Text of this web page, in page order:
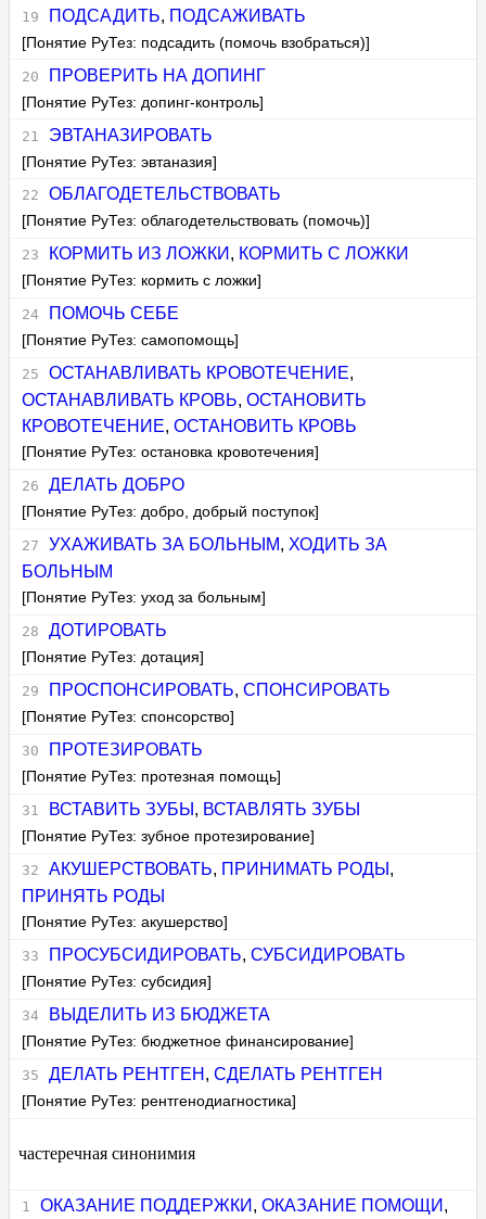
ПОДСАДИТЬ, ПОДСАЖИВАТЬ
[Понятие РуТез: подсадить (помочь взобраться)]
ПРОВЕРИТЬ НА ДОПИНГ
[Понятие РуТез: допинг-контроль]
ЭВТАНАЗИРОВАТЬ
[Понятие РуТез: эвтаназия]
ОБЛАГОДЕТЕЛЬСТВОВАТЬ
[Понятие РуТез: облагодетельствовать (помочь)]
КОРМИТЬ ИЗ ЛОЖКИ , КОРМИТЬ С ЛОЖКИ
[Понятие РуТез: кормить с ложки]
ПОМОЧЬ СЕБЕ
[Понятие РуТез: самопомощь]
ОСТАНАВЛИВАТЬ КРОВОТЕЧЕНИЕ,
ОСТАНАВЛИВАТЬ КРОВЬ,ОСТАНОВИТЬ
КРОВОТЕЧЕНИЕ,ОСТАНОВИТЬ КРОВЬ
[Понятие РуТез: остановка кровотечения]
ДЕЛАТЬ ДОБРО
[Понятие РуТез: добро, добрый поступок]
УХАЖИВАТЬ ЗА БОЛЬНЫМ, ХОДИТЬ ЗА
БОЛЬНЫМ
[Понятие РуТез: уход за больным]
ДОТИРОВАТЬ
[Понятие РуТез: дотация]
ПРОСПОНСИРОВАТЬ, СПОНСИРОВАТЬ
[Понятие РуТез: спонсорство]
ПРОТЕЗИРОВАТЬ
[Понятие РуТез: протезная помощь]
ВСТАВИТЬ ЗУБЫ , ВСТАВЛЯТЬ ЗУБЫ
[Понятие РуТез: зубное протезирование]
АКУШЕРСТВОВАТЬ, ПРИНИМАТЬ РОДЫ ,
ПРИНЯТЬ РОДЫ
[Понятие РуТез: акушерство]
ПРОСУБСИДИРОВАТЬ, СУБСИДИРОВАТЬ
[Понятие РуТез: субсидия]
ВЫДЕЛИТЬ ИЗ БЮДЖЕТА
[Понятие РуТез: бюджетное финансирование]
ДЕЛАТЬ РЕНТГЕН , СДЕЛАТЬ РЕНТГЕН
[Понятие РуТез: рентгенодиагностика]
частеречная синонимия
ОКАЗАНИЕ ПОДДЕРЖКИ , ОКАЗАНИЕ ПОМОЩИ ,